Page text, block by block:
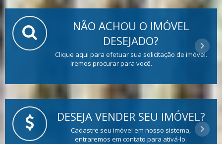
NÃO ACHOU O IMÓVEL
DESEJADO?
Clique aqui para efetuar sua solicitação de imóvel.
Iremos procurar para você.
DESEJA VENDER SEU IMÓVEL?
Cadastre seu imóvel em nosso sistema,
entraremos em contato para ativá-lo.